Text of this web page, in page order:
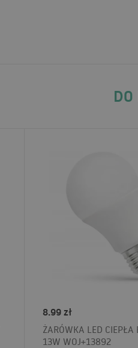
8.99 zł
ŻARÓWKA LED
13W WOJ+13892